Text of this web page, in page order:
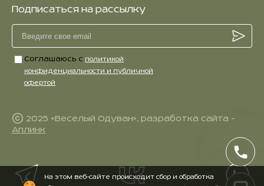
На этом веб-сайте происходит сбор и обработка
Подписаться на рассылку
Соглашаюсь с политикой
конфиденциальности и публичной
офертой
2025 «Веселый Одуван», разработка сайта -
Аплинк